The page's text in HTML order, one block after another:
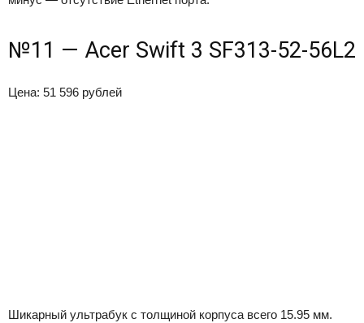
№11 — Acer Swift 3 SF313-52-56L2
Цена: 51 596 рублей
Шикарный ультрабук с толщиной корпуса всего 15.95 мм.